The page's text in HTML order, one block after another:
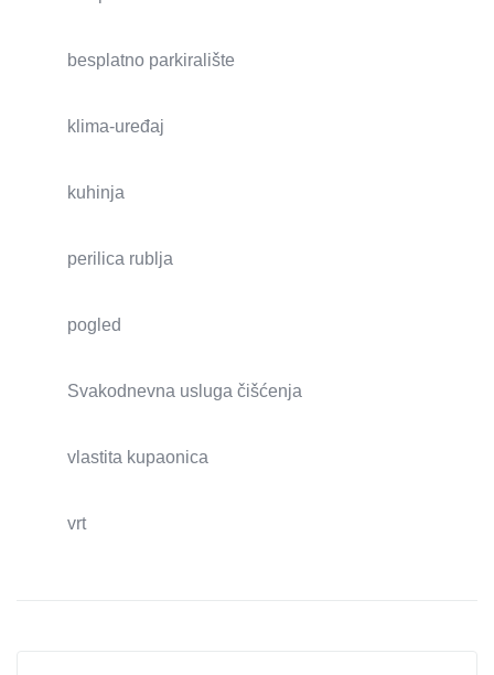
besplatno parkiralište
klima-uređaj
kuhinja
perilica rublja
pogled
Svakodnevna usluga čišćenja
vlastita kupaonica
vrt